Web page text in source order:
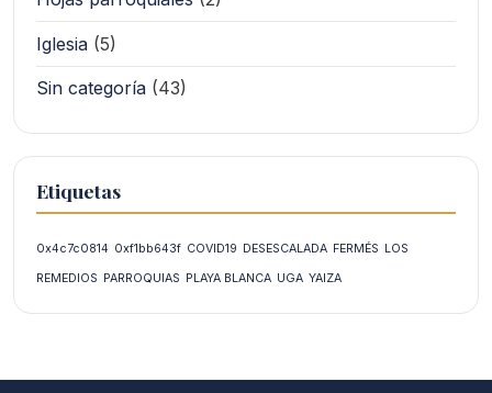
Iglesia (5)
Sin categoría (43)
Etiquetas
0x4c7c0814 0xf1bb643f COVID19 DESESCALADA FERMÉS LOS
REMEDIOS PARROQUIAS PLAYA BLANCA UGA YAIZA